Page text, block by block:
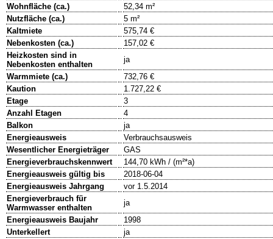
Wohnfläche (ca.)
52,34 m²
Nutzfläche (ca.)
5 m²
Kaltmiete
575,74 €
Nebenkosten (ca.)
157,02 €
Heizkosten sind in
Nebenkosten enthalten
ja
Warmmiete (ca.)
732,76 €
Kaution
1.727,22 €
Etage
3
Anzahl Etagen
4
Balkon
ja
Energieausweis
Verbrauchsausweis
Wesentlicher Energieträger
GAS
Energieverbrauchskennwert
144,70 kWh / (m²*a)
Energieausweis gültig bis
2018-06-04
Energieausweis Jahrgang
vor 1.5.2014
Energieverbrauch für
Warmwasser enthalten
ja
Energieausweis Baujahr
1998
Unterkellert
ja